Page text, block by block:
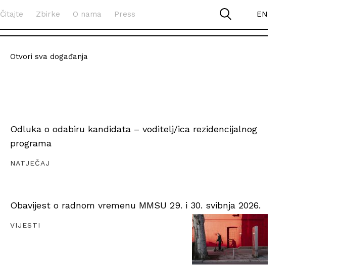
Čitajte Zbirke O nama Press EN
Otvori sva događanja
Odluka o odabiru kandidata – voditelj/ica rezidencijalnog
programa
NATJEČAJ
Obavijest o radnom vremenu MMSU 29. i 30. svibnja 2026.
VIJESTI